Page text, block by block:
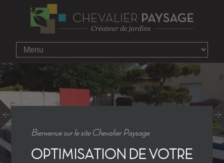
Bienvenue sur le site Chevalier Paysage
OPTIMISATION DE VOTRE